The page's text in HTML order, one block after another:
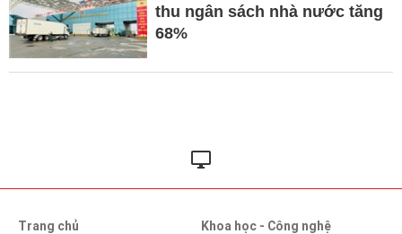
thu ngân sách nhà nước tăng
68%
Trang chủ
Khoa học - Công nghệ